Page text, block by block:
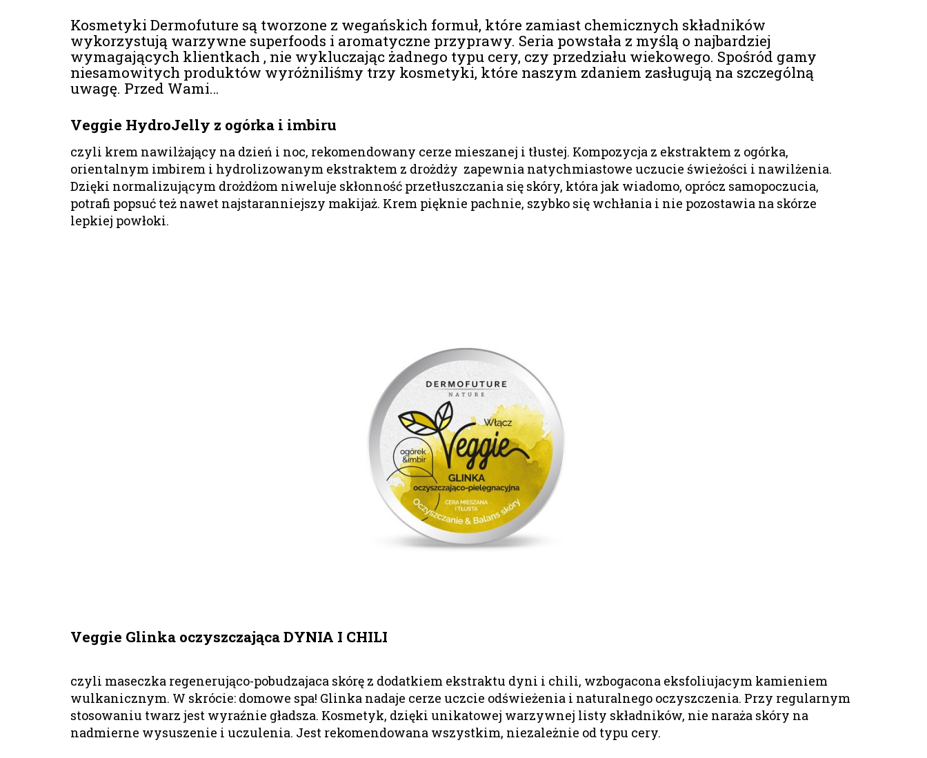
Kosmetyki Dermofuture są tworzone z wegańskich formuł, które zamiast chemicznych składników
wykorzystują warzywne superfoods i aromatyczne przyprawy. Seria powstała z myślą o najbardziej
wymagających klientkach , nie wykluczając żadnego typu cery, czy przedziału wiekowego. Spośród gamy
niesamowitych produktów wyróżniliśmy trzy kosmetyki, które naszym zdaniem zasługują na szczególną
uwagę. Przed Wami…
Veggie HydroJelly z ogórka i imbiru
czyli krem nawilżający na dzień i noc, rekomendowany cerze mieszanej i tłustej. Kompozycja z ekstraktem z ogórka,
orientalnym imbirem i hydrolizowanym ekstraktem z drożdży zapewnia natychmiastowe uczucie świeżości i nawilżenia.
Dzięki normalizującym drożdżom niweluje skłonność przetłuszczania się skóry, która jak wiadomo, oprócz samopoczucia,
potrafi popsuć też nawet najstaranniejszy makijaż. Krem pięknie pachnie, szybko się wchłania i nie pozostawia na skórze
lepkiej powłoki.
Veggie Glinka oczyszczająca DYNIA I CHILI
czyli maseczka regenerująco-pobudzajaca skórę z dodatkiem ekstraktu dyni i chili, wzbogacona eksfoliujacym kamieniem
wulkanicznym. W skrócie: domowe spa! Glinka nadaje cerze uczcie odświeżenia i naturalnego oczyszczenia. Przy regularnym
stosowaniu twarz jest wyraźnie gładsza. Kosmetyk, dzięki unikatowej warzywnej listy składników, nie naraża skóry na
nadmierne wysuszenie i uczulenia. Jest rekomendowana wszystkim, niezależnie od typu cery.